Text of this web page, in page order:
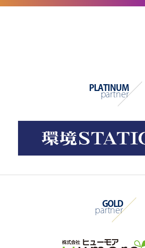
PLATINUM
partner
GOLD
partner